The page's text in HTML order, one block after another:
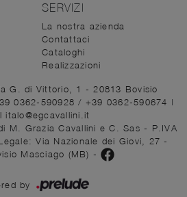
SERVIZI
La nostra azienda
Contattaci
Cataloghi
Realizzazioni
G. di Vittorio, 1 - 20813 Bovisio
0362-590928/ +39 0362-590674 |
italo@egcavallini.it
M. Grazia Cavallini e C. Sas - P.IVA
Via Nazionale dei Giovi, 27 -
Masciago (MB) -
by